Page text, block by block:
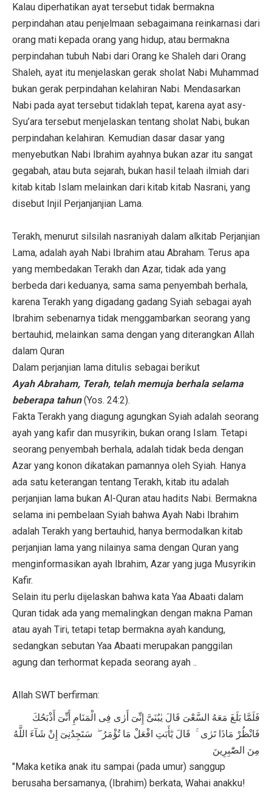
Kalau diperhatikan ayat tersebut tidak bermakna
perpindahan atau penjelmaan sebagaimana reinkarnasi dari
orang mati kepada orang yang hidup, atau bermakna
perpindahan tubuh Nabi dari Orang ke Shaleh dari Orang
Shaleh, ayat itu menjelaskan gerak sholat Nabi Muhammad
bukan gerak perpindahan kelahiran Nabi. Mendasarkan
Nabi pada ayat tersebut tidaklah tepat, karena ayat asy-
Syu’ara tersebut menjelaskan tentang sholat Nabi, bukan
perpindahan kelahiran. Kemudian dasar dasar yang
menyebutkan Nabi Ibrahim ayahnya bukan azar itu sangat
gegabah, atau buta sejarah, bukan hasil telaah ilmiah dari
kitab kitab Islam melainkan dari kitab kitab Nasrani, yang
disebut Injil Perjanjanjian Lama.
Terakh, menurut silsilah nasraniyah dalam alkitab Perjanjian
Lama, adalah ayah Nabi Ibrahim atau Abraham. Terus apa
yang membedakan Terakh dan Azar, tidak ada yang
berbeda dari keduanya, sama sama penyembah berhala,
karena Terakh yang digadang gadang Syiah sebagai ayah
Ibrahim sebenarnya tidak menggambarkan seorang yang
bertauhid, melainkan sama dengan yang diterangkan Allah
dalam Quran
Dalam perjanjian lama ditulis sebagai berikut
Ayah Abraham, Terah, telah memuja berhala selama
beberapa tahun(Yos. 24:2).
Fakta Terakh yang diagung agungkan Syiah adalah seorang
ayah yang kafir dan musyrikin, bukan orang Islam. Tetapi
seorang penyembah berhala, adalah tidak beda dengan
Azar yang konon dikatakan pamannya oleh Syiah. Hanya
ada satu keterangan tentang Terakh, kitab itu adalah
perjanjian lama bukan Al-Quran atau hadits Nabi. Bermakna
selama ini pembelaan Syiah bahwa Ayah Nabi Ibrahim
adalah Terakh yang bertauhid, hanya bermodalkan kitab
perjanjian lama yang nilainya sama dengan Quran yang
menginformasikan ayah Ibrahim, Azar yang juga Musyrikin
Kafir.
Selain itu perlu dijelaskan bahwa kata Yaa Abaati dalam
Quran tidak ada yang memalingkan dengan makna Paman
atau ayah Tiri, tetapi tetap bermakna ayah kandung,
sedangkan sebutan Yaa Abaati merupakan panggilan
agung dan terhormat kepada seorang ayah ..
Allah SWT berfirman:
فَلَمَّا بَلَغَ مَعَهُ السَّعْىَ قَالَ يٰبُنَىَّ إِنِّىٓ أَرٰى فِى الْمَنَامِ أَنِّىٓ أَذْبَحُكَ
فَانْظُرْ مَاذَا تَرٰى ۚ قَالَ يٰٓأَبَتِ افْعَلْ مَا تُؤْمَرُ ۖ سَتَجِدُنِىٓ إِنْ شَآءَ اللَّهُ
مِنَ الصّٰبِرِينَ
"Maka ketika anak itu sampai (pada umur) sanggup
berusaha bersamanya, (Ibrahim) berkata, Wahai anakku!